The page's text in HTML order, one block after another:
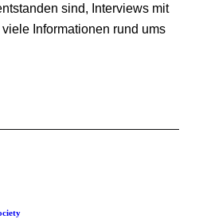
sind, Interviews mit
Informationen rund ums